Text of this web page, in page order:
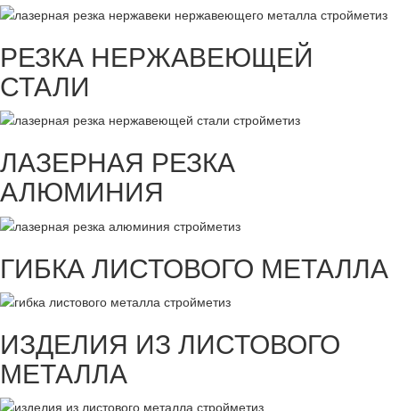
РЕЗКА НЕРЖАВЕЮЩЕЙ
СТАЛИ
ЛАЗЕРНАЯ РЕЗКА
АЛЮМИНИЯ
ГИБКА ЛИСТОВОГО МЕТАЛЛА
ИЗДЕЛИЯ ИЗ ЛИСТОВОГО
МЕТАЛЛА